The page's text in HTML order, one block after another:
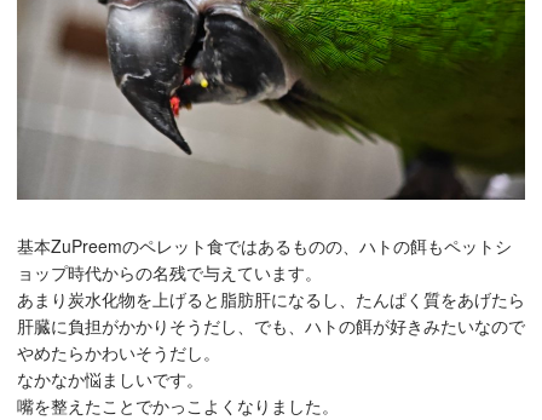
基本ZuPreemのペレット食ではあるものの、ハトの餌もペットシ
ョップ時代からの名残で与えています。
あまり炭水化物を上げると脂肪肝になるし、たんぱく質をあげたら
肝臓に負担がかかりそうだし、でも、ハトの餌が好きみたいなので
やめたらかわいそうだし。
なかなか悩ましいです。
嘴を整えたことでかっこよくなりました。